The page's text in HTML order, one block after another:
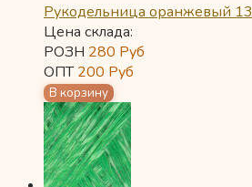
Рукодельница оранжевый 13
Цена склада:
РОЗН 280 Руб
ОПТ200 Руб